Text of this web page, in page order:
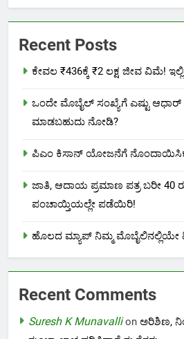
Recent Posts
ಕೇವಲ ₹436ಕ್ಕೆ ₹2 ಲಕ್ಷ ಜೀವ ವಿಮೆ!
ಒಂದೇ ಮೊಬೈಲ್ ಸಂಖ್ಯೆಗೆ ಎಷ್ಟು
ಮಾಡಬಹುದು ನೋಡಿ?
ಪಿಎಂ ಕಿಸಾನ್ ಯೋಜನೆಗೆ
ಜಾತಿ, ಆದಾಯ ಪ್ರಮಾಣ ಪತ್ರ ಬರೀ 40
ಪಂಚಾಯ್ತಿಯಲ್ಲೇ ಪಡೆಯಿರಿ!
ಹೊಲದ ಮ್ಯಾಪ್ ನಿಮ್ಮ
Recent Comments
Suresh K Munavallion ಅರಿಶಿಣ,